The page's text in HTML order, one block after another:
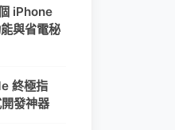
iPhone
與省電秘
終極指
發神器